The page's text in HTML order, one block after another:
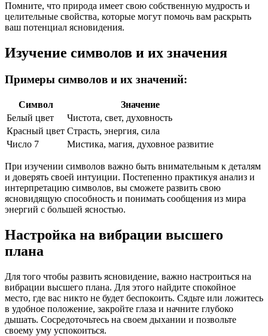
Помните, что природа имеет свою собственную мудрость и
целительные свойства, которые могут помочь вам раскрыть
ваш потенциал ясновидения.
Изучение символов и их значения
Примеры символов и их значений:
Символ
Значение
Белый цвет
Чистота, свет, духовность
Красный цвет Страсть, энергия, сила
Число 7
Мистика, магия, духовное развитие
При изучении символов важно быть внимательным к деталям
и доверять своей интуиции. Постепенно практикуя анализ и
интерпретацию символов, вы сможете развить свою
ясновидящую способность и понимать сообщения из мира
энергий с большей ясностью.
Настройка на вибрации высшего
плана
Для того чтобы развить ясновидение, важно настроиться на
вибрации высшего плана. Для этого найдите спокойное
место, где вас никто не будет беспокоить. Сядьте или ложитесь
в удобное положение, закройте глаза и начните глубоко
дышать. Сосредоточьтесь на своем дыхании и позвольте
своему уму успокоиться.